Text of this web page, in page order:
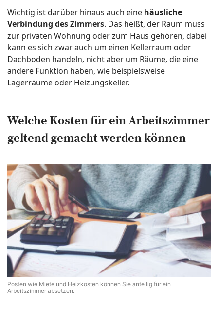
Wichtig ist darüber hinaus auch eine häusliche
Verbindung des Zimmers. Das heißt, der Raum muss
zur privaten Wohnung oder zum Haus gehören, dabei
kann es sich zwar auch um einen Kellerraum oder
Dachboden handeln, nicht aber um Räume, die eine
andere Funktion haben, wie beispielsweise
Lagerräume oder Heizungskeller.
Welche Kosten für ein Arbeitszimmer
geltend gemacht werden können
Posten wie Miete und Heizkosten können Sie anteilig für ein
Arbeitszimmer absetzen.